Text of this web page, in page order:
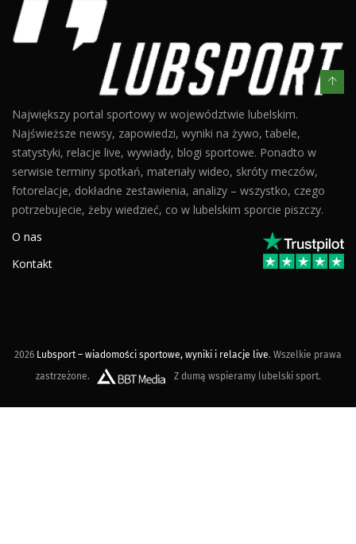
Największy portal sportowy w województwie lubelskim.
Najświeższe newsy, zapowiedzi, wyniki na żywo, tabele,
statystyki, relacje live, wywiady, blogi sportowe. Ponadto w
serwisie terminy spotkań, materiały wideo, skróty meczów,
fotorelacje, dokładne zestawienia, analizy – wszystko, czego
potrzebujecie, żeby wiedzieć, co w lubelskim sporcie piszczy.
O nas
Kontakt
2026 Lubsport – wiadomości sportowe, wyniki i relacje live. Wszelkie prawa
zastrzeżone.
Z dumą wspieramy lubelski sport.